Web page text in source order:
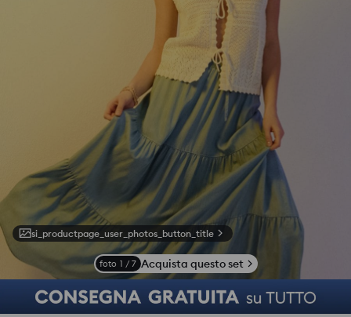
si_productpage_user_photos_button_title
foto 1 / 7 Acquista questo set